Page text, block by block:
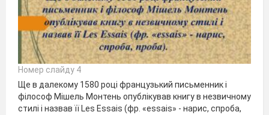
Номер слайду 4
Ще в далекому 1580 році французький письменник і
філософ Мішель Монтень опублікував книгу в незвичному
стилі і назвав її Les Essais (фр. «essais» - нарис, спроба,